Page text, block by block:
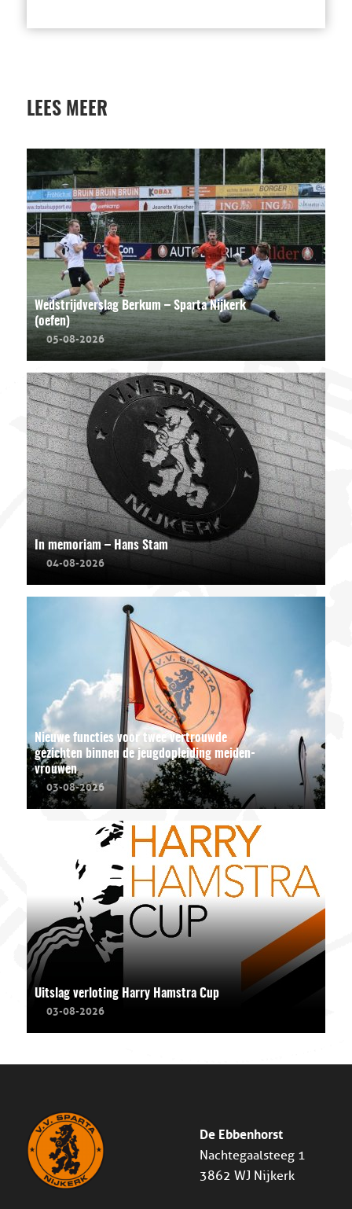
LEES MEER
Wedstrijdverslag Berkum – Sparta Nijkerk
(oefen)
05-08-2026
In memoriam – Hans Stam
04-08-2026
Nieuwe functies voor twee vertrouwde
gezichten binnen de jeugdopleiding meiden-
vrouwen
03-08-2026
Uitslag verloting Harry Hamstra Cup
03-08-2026
De Ebbenhorst
Nachtegaalsteeg 1
3862 WJ Nijkerk